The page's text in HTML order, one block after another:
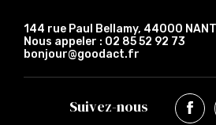
144 rue Paul Bellamy, 44000
Nous appeler : 02 85 52 92 73
bonjour@goodact.fr
Suivez-nous